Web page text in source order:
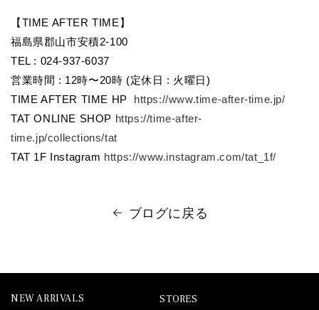
【TIME AFTER TIME】
福島県郡山市安積2-100
TEL : 024-937-6037
営業時間 : 12時〜20時 (定休日 : 火曜日)
TIME AFTER TIME HP https://www.time-after-time.jp/
TAT ONLINE SHOP https://time-after-
time.jp/collections/tat
TAT 1F Instagram https://www.instagram.com/tat_1f/
ブログに戻る
NEW ARRIVALS
STORES